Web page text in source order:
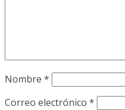
Nombre *
Correo electrónico *